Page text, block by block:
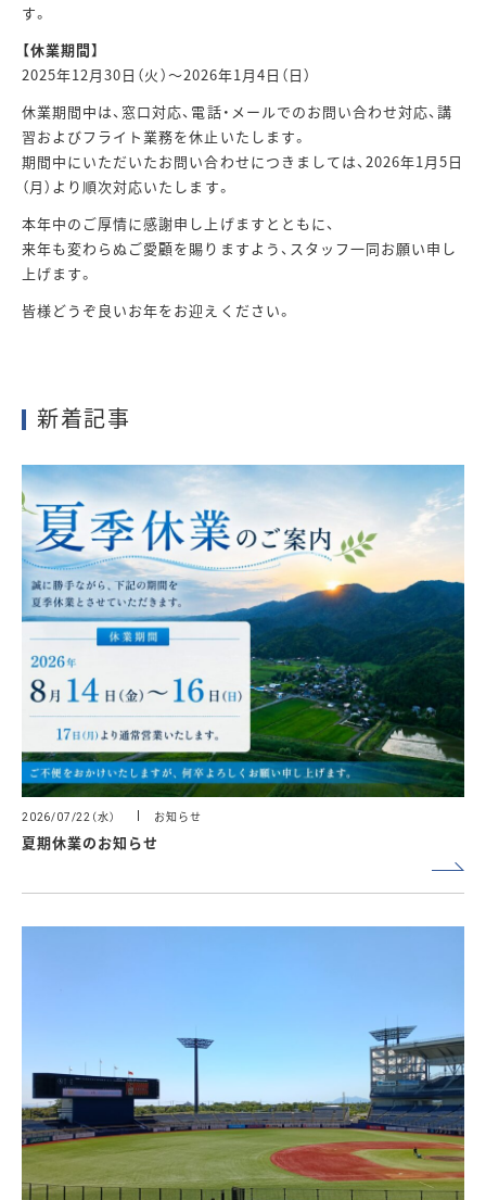
す。
【休業期間】
2025年12月30日（火）～2026年1月4日（日）
休業期間中は、窓口対応、電話・メールでのお問い合わせ対応、講
習およびフライト業務を休止いたします。
期間中にいただいたお問い合わせにつきましては、2026年1月5日
（月）より順次対応いたします。
本年中のご厚情に感謝申し上げますとともに、
来年も変わらぬご愛顧を賜りますよう、スタッフ一同お願い申し
上げます。
皆様どうぞ良いお年をお迎えください。
新着記事
2026/07/22 （水） お知らせ
夏期休業のお知らせ